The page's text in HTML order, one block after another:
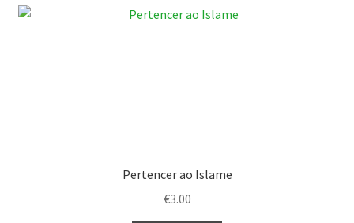
Pertencer ao Islame
€3.00